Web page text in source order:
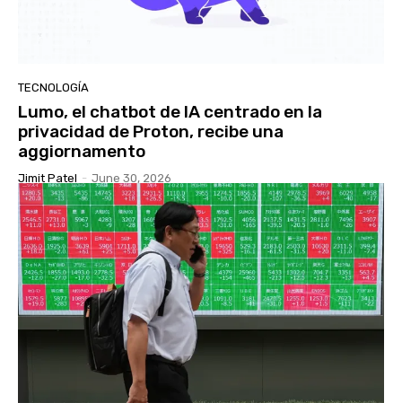
TECNOLOGÍA
Lumo, el chatbot de IA centrado en la
privacidad de Proton, recibe una
aggiornamento
Jimit Patel - June 30, 2026